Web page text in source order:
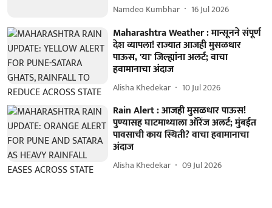
Namdeo Kumbhar 16 Jul 2026
Maharashtra Weather : मान्सूनने संपूर्ण
देश व्यापला! राज्यात आजही मुसळधार
पाऊस, 'या' जिल्ह्यांना अलर्ट; वाचा
हवामानाचा अंदाज
Alisha Khedekar 10 Jul 2026
Rain Alert : आजही मुसळधार पाऊस!
पुण्यासह घाटमाथ्याला ऑरेंज अलर्ट; मुंबईत
पावसाची काय स्थिती? वाचा हवामानाचा
अंदाज
Alisha Khedekar 09 Jul 2026